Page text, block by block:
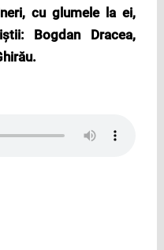
cu glumele la ei,
Bogdan Dracea,